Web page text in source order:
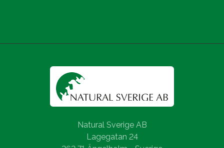
Natural Sverige AB
Lagegatan 24